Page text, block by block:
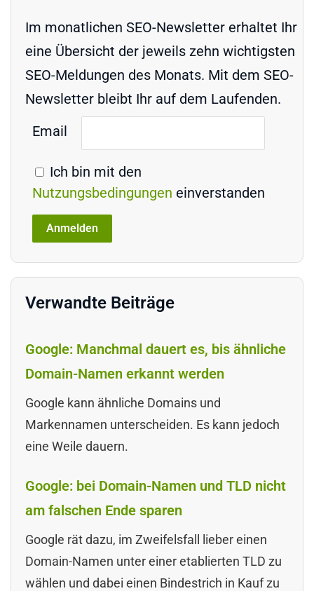
Im monatlichen SEO-Newsletter erhaltet Ihr
eine Übersicht der jeweils zehn wichtigsten
SEO-Meldungen des Monats. Mit dem SEO-
Newsletter bleibt Ihr auf dem Laufenden.
Email
Ich bin mit den
Nutzungsbedingungen einverstanden
Verwandte Beiträge
Google: Manchmal dauert es, bis ähnliche
Domain-Namen erkannt werden
Google kann ähnliche Domains und
Markennamen unterscheiden. Es kann jedoch
eine Weile dauern.
Google: bei Domain-Namen und TLD nicht
am falschen Ende sparen
Google rät dazu, im Zweifelsfall lieber einen
Domain-Namen unter einer etablierten TLD zu
wählen und dabei einen Bindestrich in Kauf zu